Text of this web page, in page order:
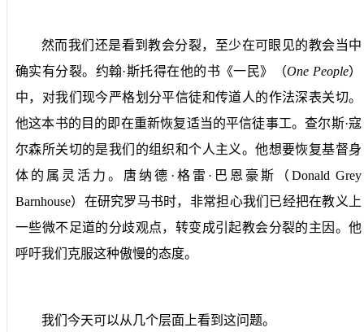
然而我们还是看到教会分裂，至少在可眼见的教会当中
确实有分裂。约翰·斯托得在他的书《一民》（One People）
中，对我们现今严格划分平信徒和传道人的作法深表关切。
他这本书的目的即在重新恢复适当的平信徒事工。查尔斯·寇
尔森所关切的是我们的组织和个人主义。他想要恢复基督身
体的属灵活力。唐纳德·格雷·巴恩豪斯（ Donald Grey
Barnhouse）在研究罗马书时，非常担心我们已经把在教义上
一些微不足道的分歧观点，转变成引起教会分裂的主因。他
呼吁我们克服这种傲慢的态度。
我们今天可以从几个层面上看到这问题。